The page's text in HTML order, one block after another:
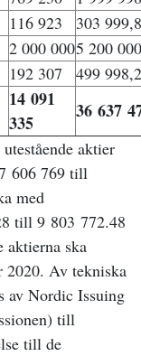
116 923
303
2 000 0005 200
192 307 499
14 091
335
36 637
aktier
606 769 till
med
till 9 803 772.48
aktierna ska
2020. Av tekniska
av Nordic Issuing
till
till de